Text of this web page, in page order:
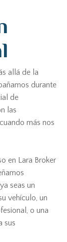
allá de la
durante
de
las
más nos
en Lara Broker
seas un
vehículo, un
o una
sus